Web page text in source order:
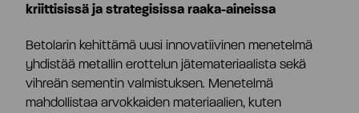
Strategia ja tavoitteet
Markkinat
Tuottolaskuri
Tiivistelmä
kriittisissä ja strategisissa raaka-aineissa
Betolarin kehittämä uusi innovatiivinen menetelmä
yhdistää metallin erottelun jätemateriaalista sekä
vihreän sementin valmistuksen. Menetelmä
mahdollistaa arvokkaiden materiaalien, kuten